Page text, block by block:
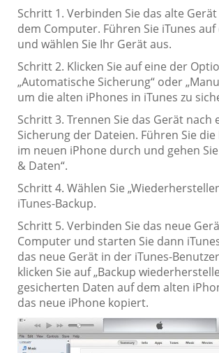
Schritt 1. Verbinden Sie das alte
dem Computer. Führen Sie iTunes auf
und wählen Sie Ihr Gerät aus.
Schritt 2. Klicken Sie auf eine der
„Automatische Sicherung“ oder
um die alten iPhones in iTunes zu
Schritt 3. Trennen Sie das Gerät nach
Sicherung der Dateien. Führen Sie
im neuen iPhone durch und gehen
& Daten“.
Schritt 4. Wählen Sie
iTunes-Backup.
Schritt 5. Verbinden Sie das neue
Computer und starten Sie dann
das neue Gerät in der iTunes-
klicken Sie auf „Backup
gesicherten Daten auf dem alten
das neue iPhone kopiert.